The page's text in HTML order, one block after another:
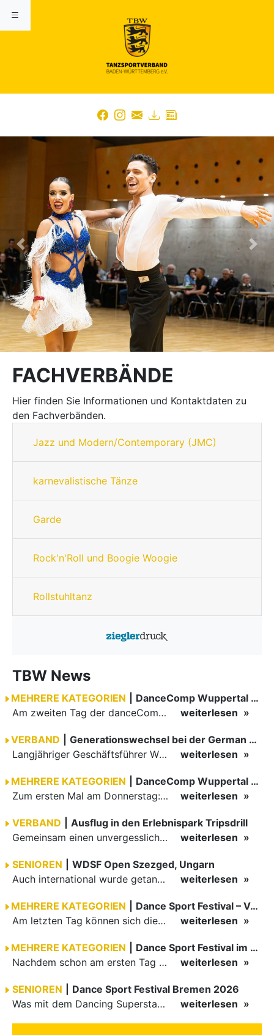
Previous Next
FACHVERBÄNDE
Hier finden Sie Informationen und Kontaktdaten zu
den Fachverbänden.
Jazz und Modern/Contemporary (JMC)
karnevalistische Tänze
Garde
Rock'n'Roll und Boogie Woogie
Rollstuhltanz
TBW News
MEHRERE KATEGORIEN
DanceComp Wuppertal 2026
Am zweiten Tag der danceComp starteten die Turniere im großen Saal. Den Auftakt machte das größte Feld des Wochenendes: Im WDSF Open Senior III Standard gingen 141 Paare aufs Parkett.
weiterlesen
VERBAND
Generationswechsel bei der German Open Championships…
Langjähriger Geschäftsführer Wilfried Scheible übergibt Verantwortung an Stephen Harnisch und Bernd Roßnagel Stuttgart, den 30. Juni 2026.
weiterlesen
MEHRERE KATEGORIEN
DanceComp Wuppertal 2026
Zum ersten Mal am Donnerstag: erster Tag der danceComp
weiterlesen
VERBAND
Ausflug in den Erlebnispark Tripsdrill
Gemeinsam einen unvergesslichen Tag erleben
weiterlesen
SENIOREN
WDSF Open Szezged, Ungarn
Auch international wurde getanzt in Ungarn am vergangenen Wochenende
weiterlesen
MEHRERE KATEGORIEN
Dance Sport Festival – Volles Haus
Am letzten Tag können sich die Besucher des Dance Sport Festivals erneut auf internationale Festivalatmosphäre freuen. Die knapp 1200 Aktiven vertreten mit Deutschland 43 Nationen. Mit Paaren aus 15…
weiterlesen
MEHRERE KATEGORIEN
Dance Sport Festival im WM-Fieber
Nachdem schon am ersten Tag zumindest im Hansesaal WM-Stimmung vom Feinsten herrschte, werden am Samstag nicht nur Tänzerinnen und Tänzer der Junioren die Stimmung ordentlich anheizen. Es erwartet alle -…
weiterlesen
SENIOREN
Dance Sport Festival Bremen 2026
Was mit dem Dancing Superstar Festival begann, ist inzwischen mit dem Dance Sport Festival Bremen zu einer festen Institution geworden. Zum fünften Mal treffen sich Paare, Funktionäre und Gäste zu diesem…
weiterlesen